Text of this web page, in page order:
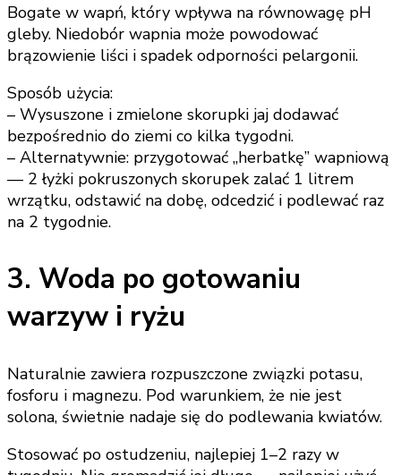
Bogate w wapń, który wpływa na równowagę pH
gleby. Niedobór wapnia może powodować
brązowienie liści i spadek odporności pelargonii.
Sposób użycia:
– Wysuszone i zmielone skorupki jaj dodawać
bezpośrednio do ziemi co kilka tygodni.
– Alternatywnie: przygotować „herbatkę” wapniową
— 2 łyżki pokruszonych skorupek zalać 1 litrem
wrzątku, odstawić na dobę, odcedzić i podlewać raz
na 2 tygodnie.
3. Woda po gotowaniu
warzyw i ryżu
Naturalnie zawiera rozpuszczone związki potasu,
fosforu i magnezu. Pod warunkiem, że nie jest
solona, świetnie nadaje się do podlewania kwiatów.
Stosować po ostudzeniu, najlepiej 1–2 razy w